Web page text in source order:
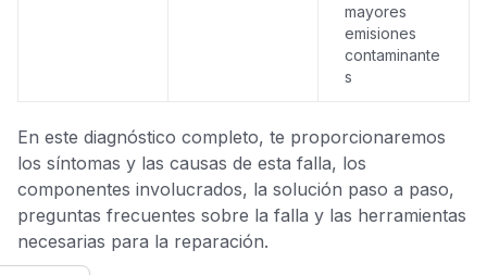
mayores
emisiones
contaminante
s
En este diagnóstico completo, te proporcionaremos
los síntomas y las causas de esta falla, los
componentes involucrados, la solución paso a paso,
preguntas frecuentes sobre la falla y las herramientas
necesarias para la reparación.